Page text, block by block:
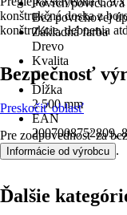
Povrch/povrchová
Bez povrchovej
Základná farba
Drevo
Kvalita
C
Dĺžka
2 500 mm
EAN
2007008752809,
konštrukčná doska z
konštrukcie, debnenia
Bezpečnosť
Preskočiť oblasť
Pre zodpovednosť za
Informácie od výrobcu .
Ďalšie